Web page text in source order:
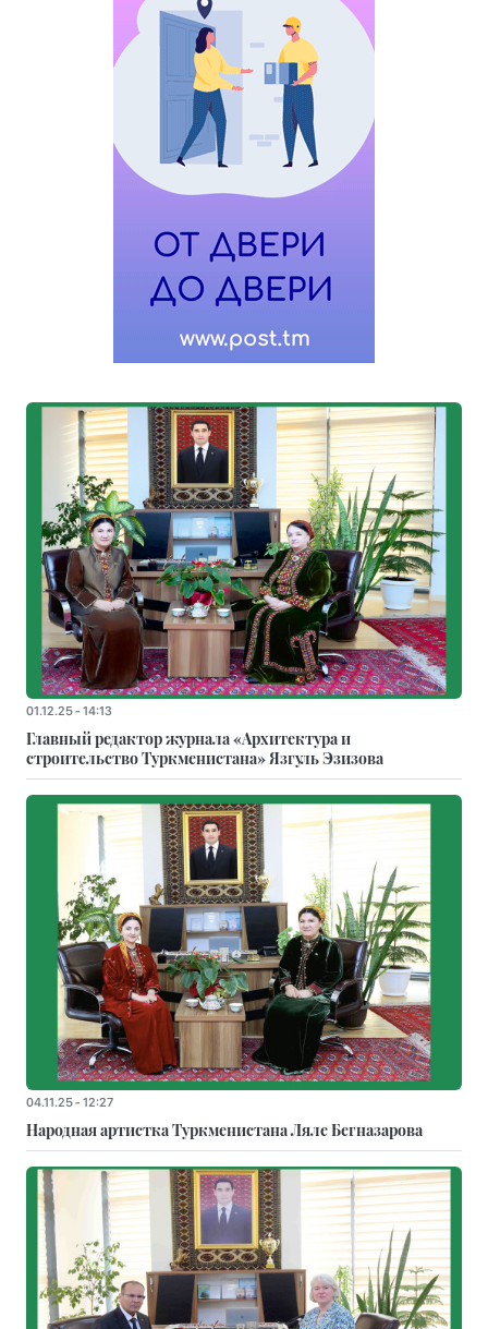
01.12.25 - 14:13
Главный редактор журнала «Архитектура и
строительство Туркменистана» Язгуль Эзизова
04.11.25 - 12:27
Народная артистка Туркменистана Ляле Бегназарова